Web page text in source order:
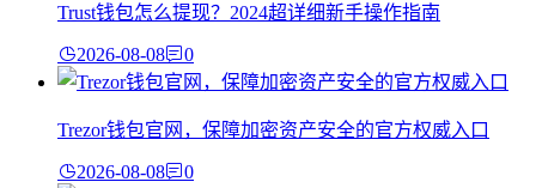
Trust钱包怎么提现？2024超详细新手操作指南
2026-08-08 0
Trezor钱包官网，保障加密资产安全的官方权威入口
2026-08-08 0